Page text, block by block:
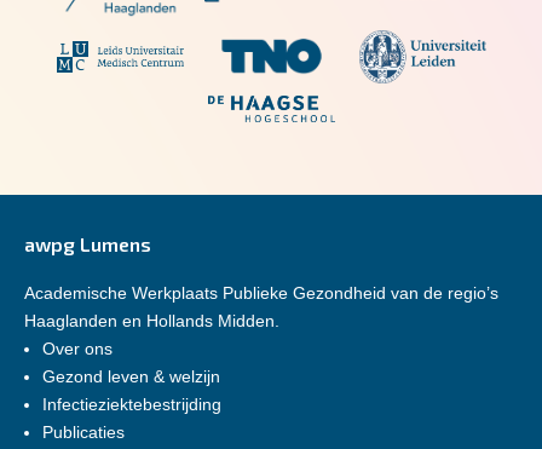
awpg Lumens
Academische Werkplaats Publieke Gezondheid van de regio’s
Haaglanden en Hollands Midden.
Over ons
Gezond leven & welzijn
Infectieziektebestrijding
Publicaties